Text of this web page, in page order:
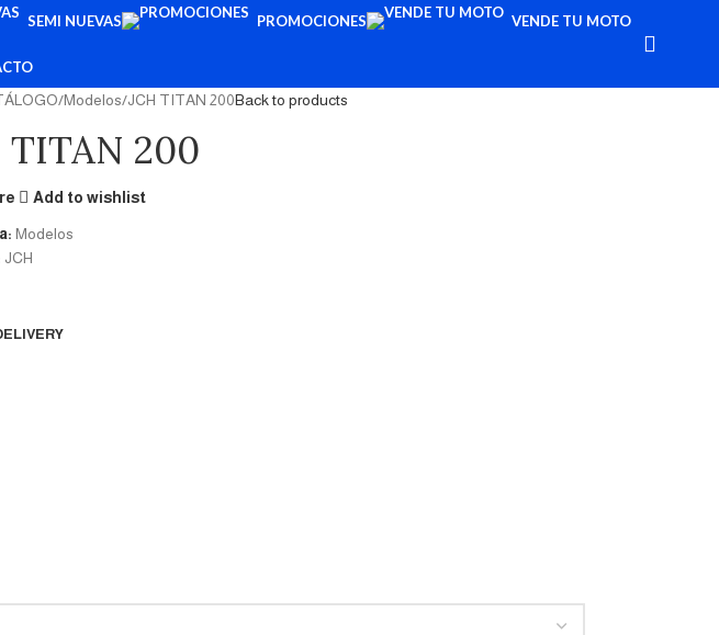
SEMI NUEVAS PROMOCIONES VENDE TU MOTO
Modelos JCH TITAN 200Back to products
TITAN 200
Add to wishlist
Modelos
JCH